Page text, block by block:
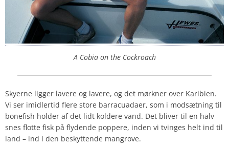
A Cobia on the Cockroach
Skyerne ligger lavere og lavere, og det mørkner over Karibien.
Vi ser imidlertid flere store barracuadaer, som i modsætning til
bonefish holder af det lidt koldere vand. Det bliver til en halv
snes flotte fisk på flydende poppere, inden vi tvinges helt ind til
land – ind i den beskyttende mangrove.